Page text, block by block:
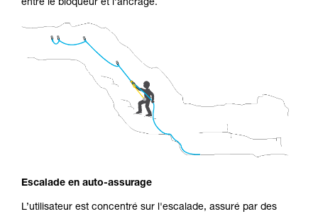
entre le bloqueur et l’ancrage.
Escalade en auto-assurage
L’utilisateur est concentré sur l'escalade, assuré par des